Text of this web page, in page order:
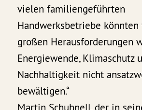
vielen familiengeführten
Handwerksbetriebe
großen Herausforderungen
Energiewende, Klimaschutz
Nachhaltigkeit nicht
bewältigen.“